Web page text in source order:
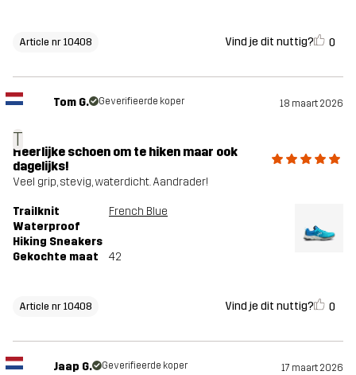
Article nr 10408 Vind je dit nuttig? 0
T
Tom G. Geverifieerde koper 18 maart 2026
Heerlijke schoen om te hiken maar ook
dagelijks!
Veel grip, stevig, waterdicht. Aandrader!
Trailknit
Waterproof
Hiking Sneakers
French Blue
Gekochte maat 42
Article nr 10408 Vind je dit nuttig? 0
Jaap G. Geverifieerde koper 17 maart 2026